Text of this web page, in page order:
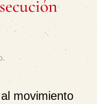
.
movimiento